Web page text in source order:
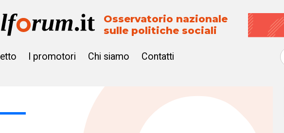
Osservatorio nazionale
sulle politiche sociali
I promotori Chi siamo Contatti